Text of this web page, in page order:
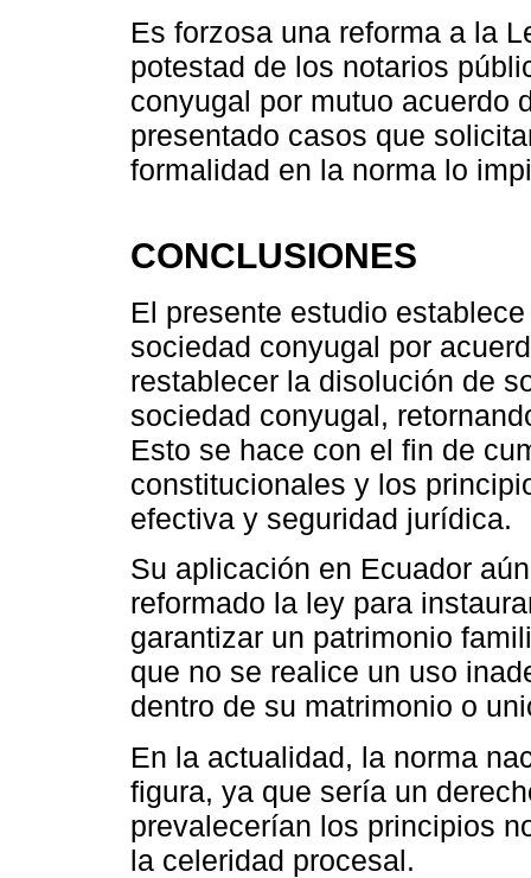
Es forzosa una reforma a la
potestad de los notarios
conyugal por mutuo acuerdo
presentado casos que
formalidad en la norma lo
CONCLUSIONES
El presente estudio
sociedad conyugal por
restablecer la disolución de
sociedad conyugal,
Esto se hace con el fin de
constitucionales y los
efectiva y seguridad jurídica.
Su aplicación en Ecuador
reformado la ley para
garantizar un patrimonio
que no se realice un uso
dentro de su matrimonio o
En la actualidad, la norma
figura, ya que sería un
prevalecerían los principios
la celeridad procesal.